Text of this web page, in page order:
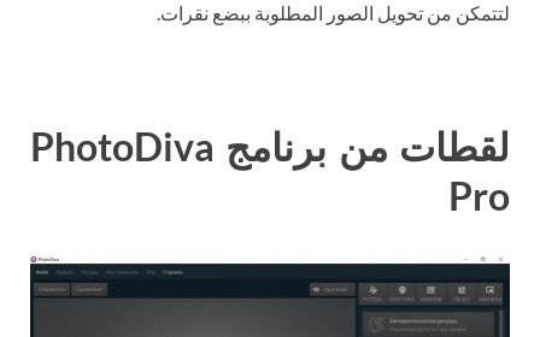
لتتمكن من تحويل الصور المطلوبة ببضع نقرات.
لقطات من برنامج PhotoDiva
Pro